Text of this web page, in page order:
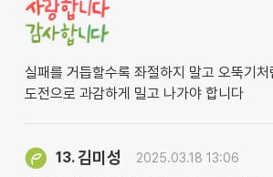
실패를 거듭할수록 좌절하지 말고 오뚝기
도전으로 과감하게 밀고 나가야 합니다
13.김미성 2025.03.18 13:06